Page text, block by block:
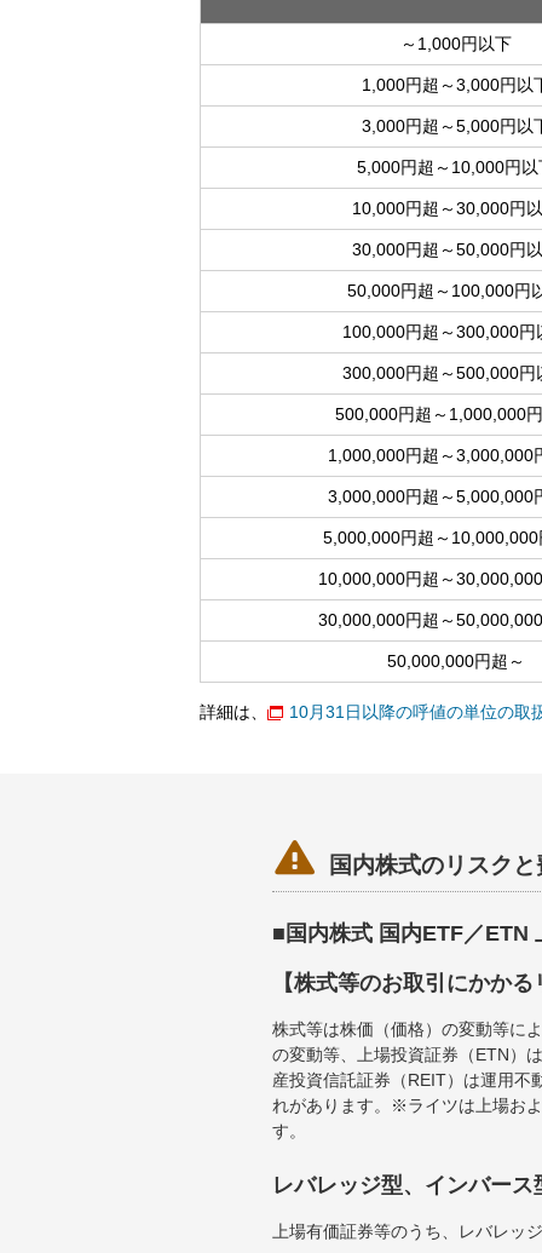
～1,000円以下
1,000円超～3,000円以
3,000円超～5,000円以
5,000円超～10,000円以
10,000円超～30,000円
30,000円超～50,000円
50,000円超～100,000円
100,000円超～300,000円
300,000円超～500,000円
500,000円超～1,000,000
1,000,000円超～3,000,000
3,000,000円超～5,000,000
5,000,000円超～10,000,000
10,000,000円超～
30,000,000円超～
50,000,000円超～
詳細は、 10月31日以降の呼値の単位の取
 国内株式のリスク
■国内株式 国内ETF／ETN
【株式等のお取引にかか
株式等は株価（価格）の変動等に
の変動等、上場投資証券（ETN）
産投資信託証券（REIT）は運用不
れがあります。※ライツは上場お
す。
レバレッジ型、インバー
上場有価証券等のうち、レバレ